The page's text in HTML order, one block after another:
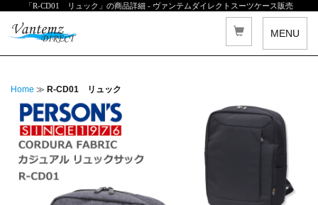
「R-CD01 リュック」の商品詳細 - ヴァンテムダイレクトスーツケース販売
MENU
Home ≫ R-CD01 リュック